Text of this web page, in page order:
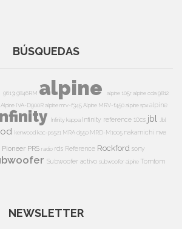
BÚSQUEDAS
9613i9846RM alpine alpine 105r alpine cda 9812
Alpine IVA-D900Ralpine mrv-f345Alpine MRV-f450alpine spxalpine
Infinity kappa Infinity reference 10cs jbl
Jbl
kenwood kac-ps521 MRA d550 MRD-M1005 nakamichi nve
Pioneer PRS radio rds Reference Rockford sony
Subwoofer activo subwoofer alpine Tomtom
NEWSLETTER